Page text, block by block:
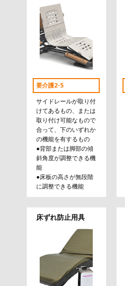
要介護2-5
サイドレールが取り付
けてあるもの、または
取り付け可能なもので
合って、下のいずれか
の機能を有するもの
●背部または脚部の傾
斜角度が調整できる機
能
●床板の高さが無段階
に調整できる機能
床ずれ防止用具